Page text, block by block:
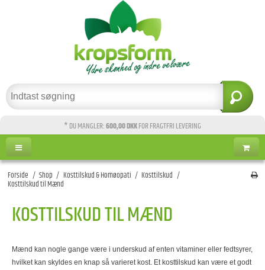
* DU MANGLER:600,00 DKKFOR FRAGTFRI LEVERING
Forside / Shop / Kosttilskud & Homøopati / Kosttilskud /
Kosttilskud til Mænd
KOSTTILSKUD TIL MÆND
Mænd kan nogle gange være i underskud af enten vitaminer eller fedtsyrer,
hvilket kan skyldes en knap så varieret kost. Et kosttilskud kan være et godt